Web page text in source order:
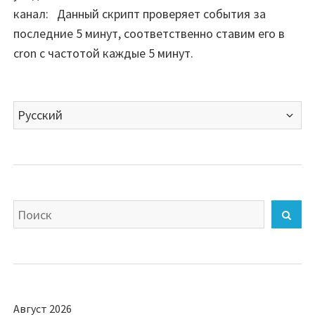
канал: Данный скрипт проверяет события за
последние 5 минут, соответственно ставим его в
cron с частотой каждые 5 минут.
Выбрать
язык
Искать
Август 2026